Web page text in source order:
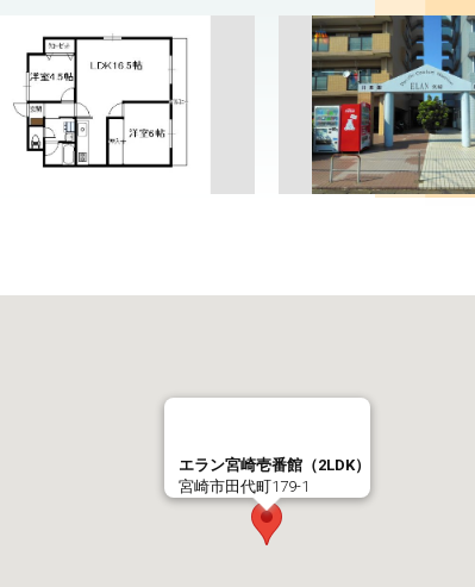
エラン宮崎壱番館（2LDK）
宮崎市田代町179-1